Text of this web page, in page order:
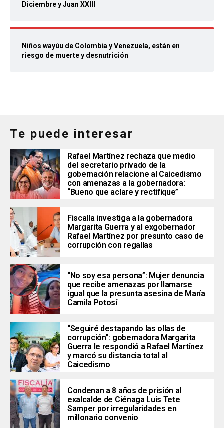
Diciembre y Juan XXIII
Niños wayúu de Colombia y Venezuela, están en
riesgo de muerte y desnutrición
Te puede interesar
Rafael Martínez rechaza que medio
del secretario privado de la
gobernación relacione al Caicedismo
con amenazas a la gobernadora:
“Bueno que aclare y rectifique”
Fiscalía investiga a la gobernadora
Margarita Guerra y al exgobernador
Rafael Martínez por presunto caso de
corrupción con regalías
“No soy esa persona”: Mujer denuncia
que recibe amenazas por llamarse
igual que la presunta asesina de María
Camila Potosí
“Seguiré destapando las ollas de
corrupción”: gobernadora Margarita
Guerra le respondió a Rafael Martínez
y marcó su distancia total al
Caicedismo
Condenan a 8 años de prisión al
exalcalde de Ciénaga Luis Tete
Samper por irregularidades en
millonario convenio